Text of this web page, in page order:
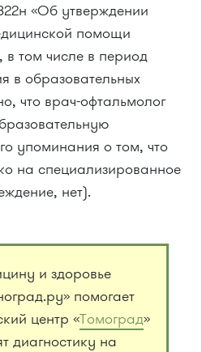
«Об утверждении
помощи
том числе в период
в образовательных
что врач-офтальмолог
упоминания о том, что
на специализированное
нет).
и здоровье
помогает
центр «Томоград»
диагностику на